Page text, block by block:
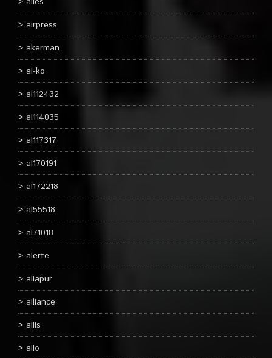
airpress
akerman
al-ko
al112432
al114035
al117317
al170191
al172218
al55518
al71018
alerte
aliapur
alliance
allis
allo